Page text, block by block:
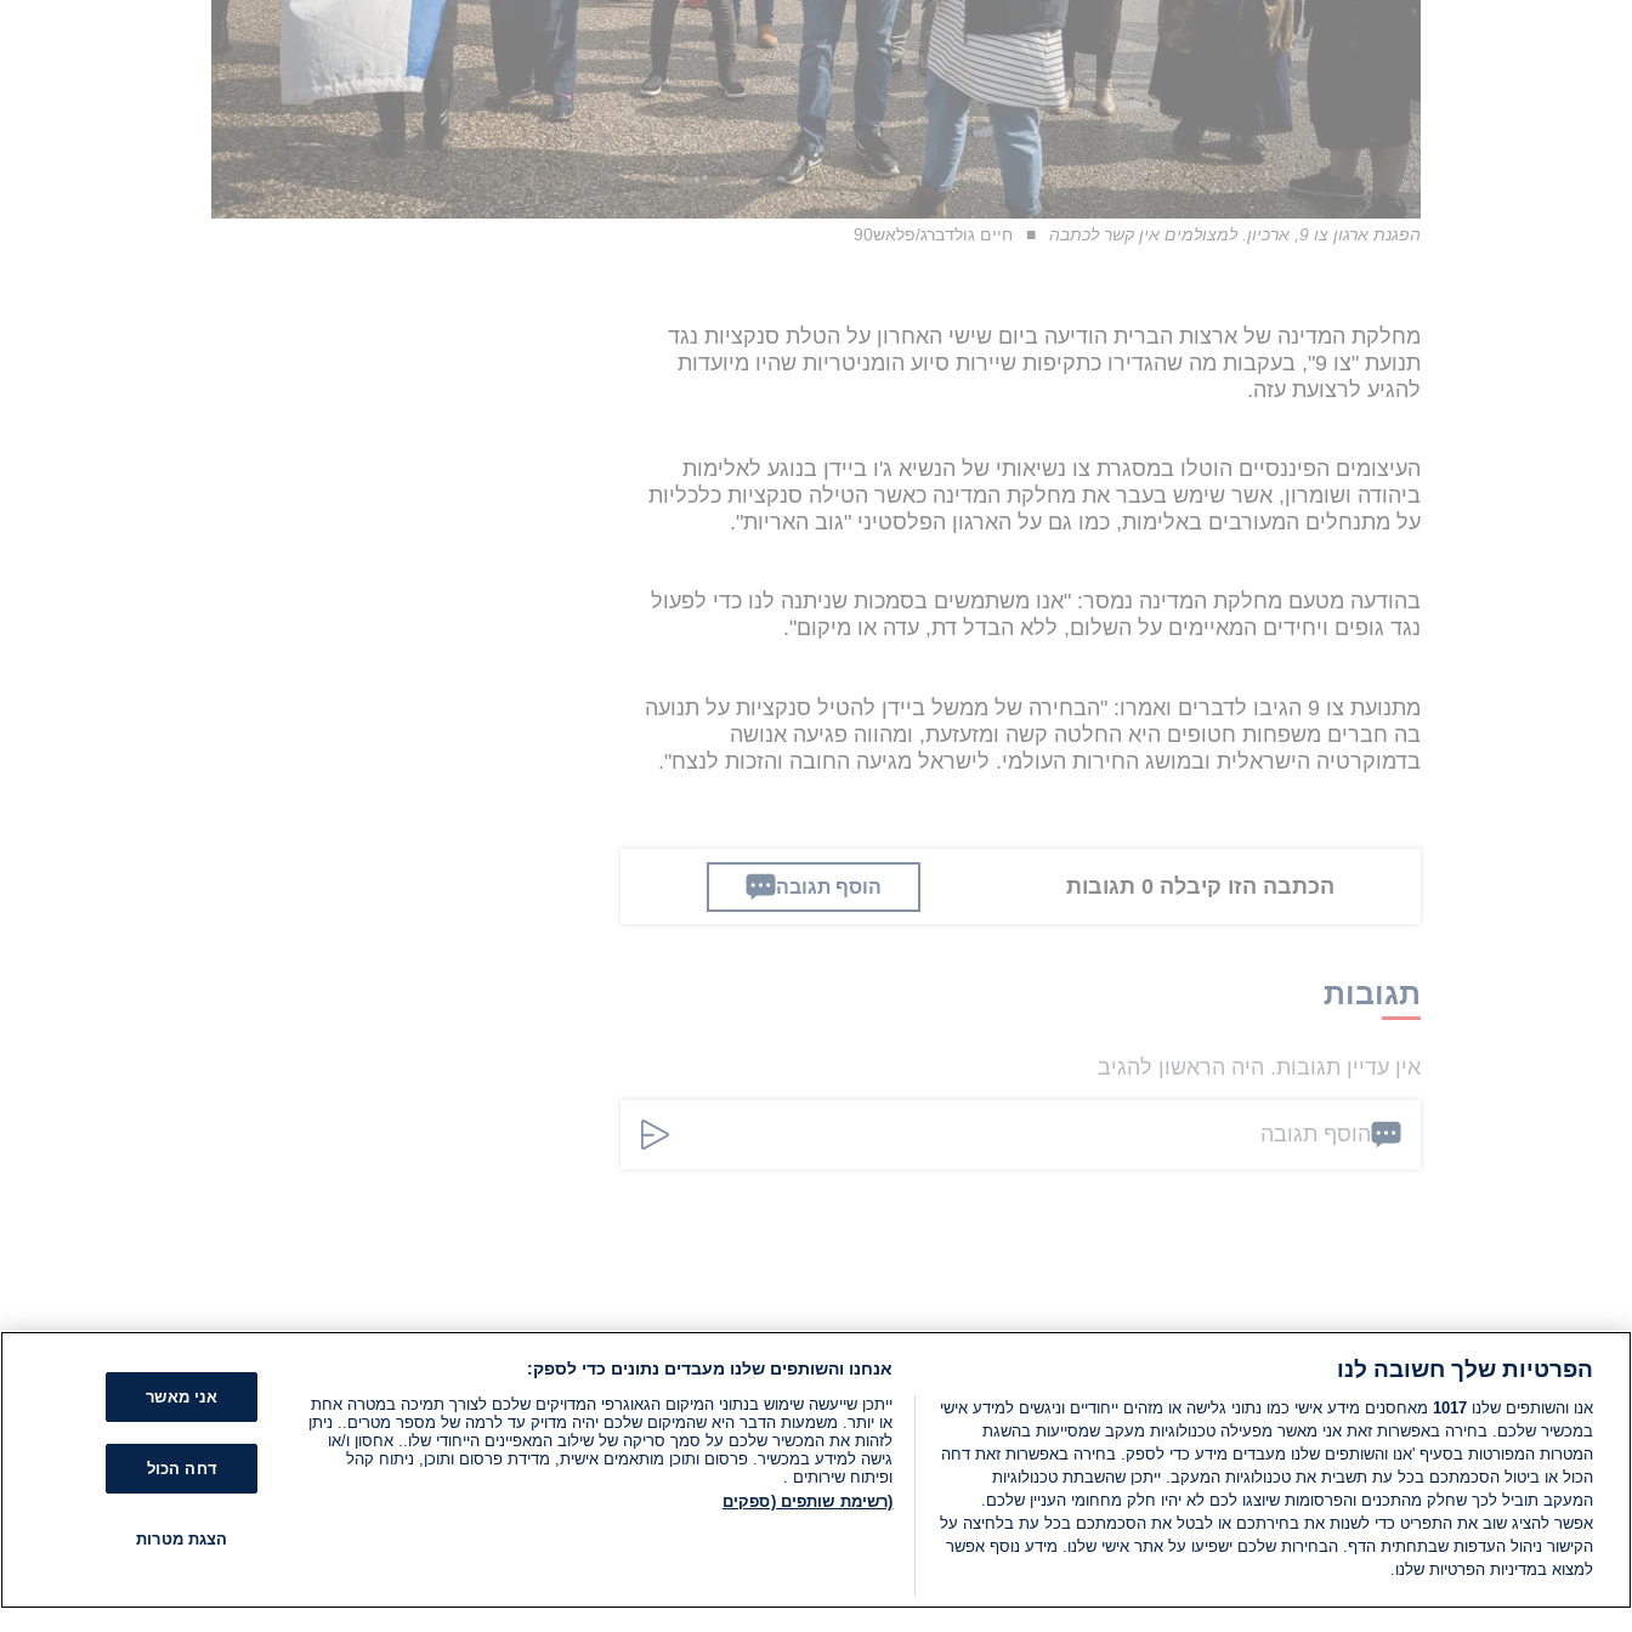
הפגנת ארגון צו 9, ארכיון. למצולמים אין קשר לכתבה חיים גולדברג/פלאש90
מחלקת המדינה של ארצות הברית הודיעה ביום שישי האחרון על הטלת סנקציות נגד
תנועת "צו 9", בעקבות מה שהגדירו כתקיפות שיירות סיוע הומניטריות שהיו מיועדות
להגיע לרצועת עזה.
העיצומים הפיננסיים הוטלו במסגרת צו נשיאותי של הנשיא ג'ו ביידן בנוגע לאלימות
ביהודה ושומרון, אשר שימש בעבר את מחלקת המדינה כאשר הטילה סנקציות כלכליות
על מתנחלים המעורבים באלימות, כמו גם על הארגון הפלסטיני "גוב האריות".
בהודעה מטעם מחלקת המדינה נמסר: "אנו משתמשים בסמכות שניתנה לנו כדי לפעול
נגד גופים ויחידים המאיימים על השלום, ללא הבדל דת, עדה או מיקום".
מתנועת צו 9 הגיבו לדברים ואמרו: "הבחירה של ממשל ביידן להטיל סנקציות על תנועה
בה חברים משפחות חטופים היא החלטה קשה ומזעזעת, ומהווה פגיעה אנושה
בדמוקרטיה הישראלית ובמושג החירות העולמי. לישראל מגיעה החובה והזכות לנצח".
הכתבה הזו קיבלה 0 תגובות הוסף תגובה
תגובות
אין עדיין תגובות. היה הראשון להגיב
הוסף תגובה
הפרטיות שלך חשובה לנו
אנו והשותפים שלנו 1017 מאחסנים מידע אישי כמו נתוני גלישה או מזהים ייחודיים וניגשים למידע אישי
במכשיר שלכם. בחירה באפשרות זאת אני מאשר מפעילה טכנולוגיות מעקב שמסייעות בהשגת
המטרות המפורטות בסעיף 'אנו והשותפים שלנו מעבדים מידע כדי לספק. בחירה באפשרות זאת דחה
הכול או ביטול הסכמתכם בכל עת תשבית את טכנולוגיות המעקב. ייתכן שהשבתת טכנולוגיות
המעקב תוביל לכך שחלק מהתכנים והפרסומות שיוצגו לכם לא יהיו חלק מחחומי העניין שלכם.
אפשר להציג שוב את התפריט כדי לשנות את בחירתכם או לבטל את הסכמתכם בכל עת בלחיצה על
הקישור ניהול העדפות שבתחתית הדף. הבחירות שלכם ישפיעו על אתר אישי שלנו. מידע נוסף אפשר
למצוא במדיניות הפרטיות שלנו.
אנחנו והשותפים שלנו מעבדים נתונים כדי לספק:
ייתכן שייעשה שימוש בנתוני המיקום הגאוגרפי המדויקים שלכם לצורך תמיכה במטרה אחת
או יותר. משמעות הדבר היא שהמיקום שלכם יהיה מדויק עד לרמה של מספר מטרים.. ניתן
לזהות את המכשיר שלכם על סמך סריקה של שילוב המאפיינים הייחודי שלו.. אחסון ו/או
גישה למידע במכשיר. פרסום ותוכן מותאמים אישית, מדידת פרסום ותוכן, ניתוח קהל
ופיתוח שירותים .
(רשימת שותפים (ספקים
אני מאשר
דחה הכול
הצגת מטרות